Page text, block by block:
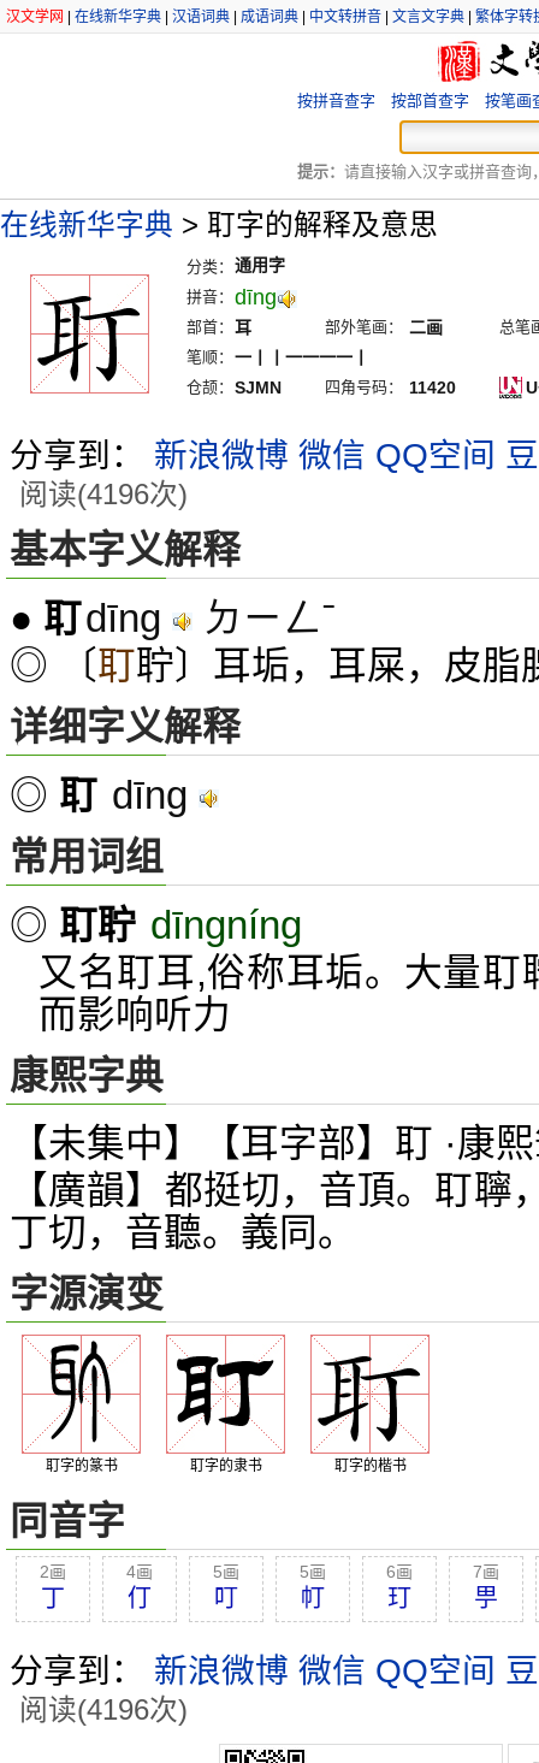
汉文学网 在线新华字典 汉语词典 成语词典 中文转拼音 文言文字典 繁体字转
按拼音查字 按部首查字 按笔画
提示： 请直接输入汉字或拼音查询
在线新华字典 > 耵字的解释及意思
分类： 通用字
拼音： dīng
部首： 耳 部外笔画： 二画
总笔
笔顺： 一丨丨一一一一丨
仓颉： SJMN 四角号码： 11420
分享到： 新浪微博 微信 QQ空间
阅读(4196次)
基本字义解释
● 耵dīng ㄉㄧㄥˉ
◎ 〔耵聍〕耳垢，耳屎，皮脂
详细字义解释
◎ 耵 dīng
常用词组
◎ 耵聍 dīngníng
又名耵耳,俗称耳垢。大量
而影响听力
康熙字典
【未集中】【耳字部】耵 ·康
【廣韻】都挺切，音頂。耵
丁切，音聽。義同。
字源演变
耵字的篆书 耵字的隶书 耵字的楷书
同音字
2画
丁
4画
仃
5画
叮
5画
帄
6画
玎
7画
甼
分享到： 新浪微博 微信 QQ空间
阅读(4196次)